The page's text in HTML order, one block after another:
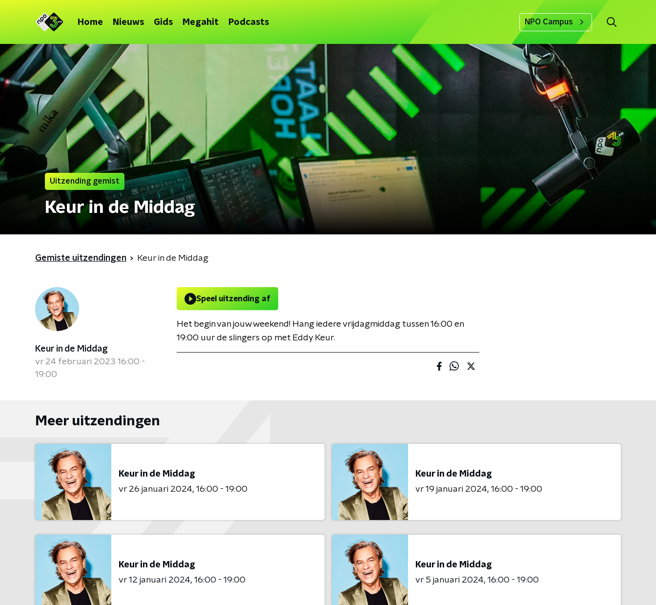
Home Nieuws Gids Megahit Podcasts NPO Campus
Uitzending gemist
Keur in de Middag
Gemiste uitzendingen Keur in de Middag
Keur in de Middag
vr 24 februari 2023 16:00 -
19:00
Speel uitzending af
Het begin van jouw weekend! Hang iedere vrijdagmiddag tussen 16:00 en
19:00 uur de slingers op met Eddy Keur.
Meer uitzendingen
Keur in de Middag
vr 26 januari 2024 16:00 - 19:00
Keur in de Middag
vr 19 januari 2024 16:00 - 19:00
Keur in de Middag
vr 12 januari 2024 16:00 - 19:00
Keur in de Middag
vr 5 januari 2024 16:00 - 19:00